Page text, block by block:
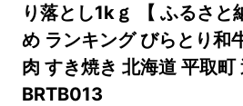
り落とし1kｇ 【 ふるさと
め ランキング びらとり和
肉 すき焼き 北海道 平取町
BRTB013